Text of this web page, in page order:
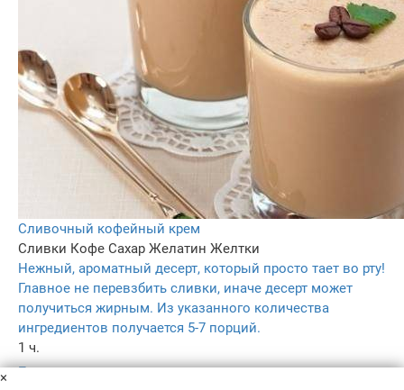
Сливочный кофейный крем
Сливки Кофе Сахар Желатин Желтки
Нежный, ароматный десерт, который просто тает во рту!
Главное не перевзбить сливки, иначе десерт может
получиться жирным. Из указанного количества
ингредиентов получается 5-7 порций.
1 ч.
–
×